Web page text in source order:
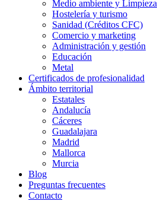
Medio ambiente y Limpieza
Hostelería y turismo
Sanidad (Créditos CFC)
Comercio y marketing
Administración y gestión
Educación
Metal
Certificados de profesionalidad
Ámbito territorial
Estatales
Andalucía
Cáceres
Guadalajara
Madrid
Mallorca
Murcia
Blog
Preguntas frecuentes
Contacto